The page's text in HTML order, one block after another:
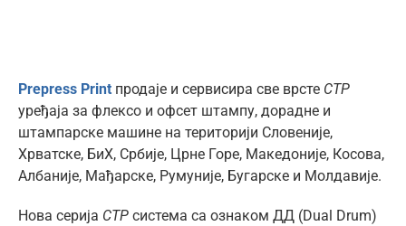
Prepress Print продаје и сервисира све врсте CTP
уређаја за флексо и офсет штампу, дорадне и
штампарске машине на територији Словеније,
Хрватске, БиХ, Србије, Црне Горе, Македоније, Косова,
Албаније, Мађарске, Румуније, Бугарске и Молдавије.
Нова серија CTP система са ознаком ДД (Dual Drum)